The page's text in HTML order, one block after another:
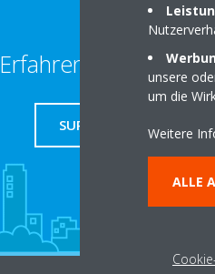
Erfahren Sie mehr
SUPPORT
unsere
um die
Weitere
ALLE